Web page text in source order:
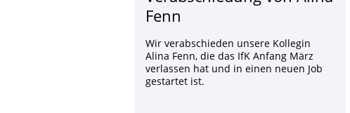
Fenn
Wir verabschieden unsere Kollegin
Alina Fenn, die das IfK Anfang März
verlassen hat und in einen neuen Job
gestartet ist.